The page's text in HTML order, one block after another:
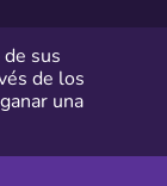
de sus
de los
una